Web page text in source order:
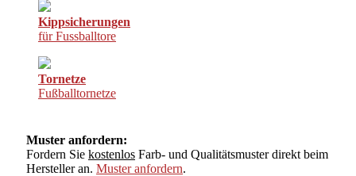
Kippsicherungen
für Fussballtore
Tornetze
Fußballtornetze
Muster anfordern:
Fordern Sie kostenlos Farb- und Qualitätsmuster direkt beim
Hersteller an. Muster anfordern.